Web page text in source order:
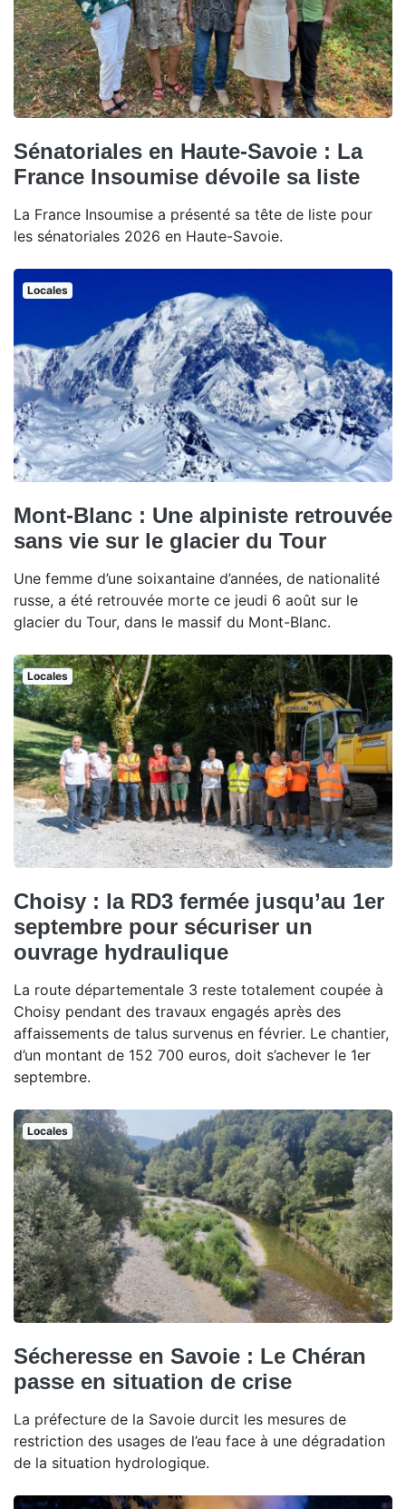
Sénatoriales en Haute-Savoie : La
France Insoumise dévoile sa liste
La France Insoumise a présenté sa tête de liste pour
les sénatoriales 2026 en Haute-Savoie.
Locales
Mont-Blanc : Une alpiniste retrouvée
sans vie sur le glacier du Tour
Une femme d’une soixantaine d’années, de nationalité
russe, a été retrouvée morte ce jeudi 6 août sur le
glacier du Tour, dans le massif du Mont-Blanc.
Locales
Choisy : la RD3 fermée jusqu’au 1er
septembre pour sécuriser un
ouvrage hydraulique
La route départementale 3 reste totalement coupée à
Choisy pendant des travaux engagés après des
affaissements de talus survenus en février. Le chantier,
d’un montant de 152 700 euros, doit s’achever le 1er
septembre.
Locales
Sécheresse en Savoie : Le Chéran
passe en situation de crise
La préfecture de la Savoie durcit les mesures de
restriction des usages de l’eau face à une dégradation
de la situation hydrologique.